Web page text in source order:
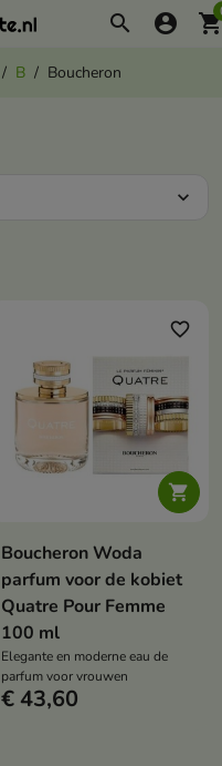
search account_circle
B Boucheron
expand_more

favorite_border
Boucheron Woda
parfum voor de kobiet
Quatre Pour Femme
100 ml
Elegante en moderne eau de
parfum voor vrouwen
€ 43,60